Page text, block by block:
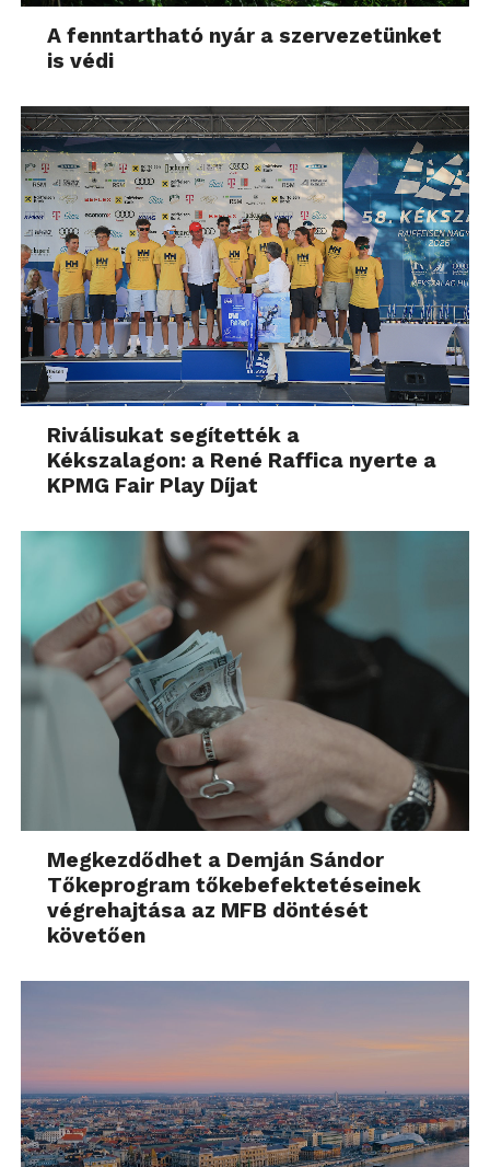
A fenntartható nyár a szervezetünket
is védi
Riválisukat segítették a
Kékszalagon: a René Raffica nyerte a
KPMG Fair Play Díjat
Megkezdődhet a Demján Sándor
Tőkeprogram tőkebefektetéseinek
végrehajtása az MFB döntését
követően